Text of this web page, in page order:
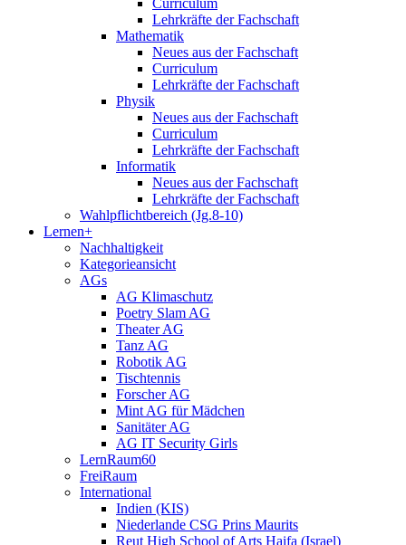
Curriculum
Lehrkräfte der Fachschaft
Mathematik
Neues aus der Fachschaft
Curriculum
Lehrkräfte der Fachschaft
Physik
Neues aus der Fachschaft
Curriculum
Lehrkräfte der Fachschaft
Informatik
Neues aus der Fachschaft
Lehrkräfte der Fachschaft
Wahlpflichtbereich (Jg.8-10)
Lernen+
Nachhaltigkeit
Kategorieansicht
AGs
AG Klimaschutz
Poetry Slam AG
Theater AG
Tanz AG
Robotik AG
Tischtennis
Forscher AG
Mint AG für Mädchen
Sanitäter AG
AG IT Security Girls
LernRaum60
FreiRaum
International
Indien (KIS)
Niederlande CSG Prins Maurits
Reut High School of Arts Haifa (Israel)